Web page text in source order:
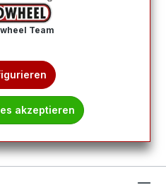
filtern
gefunden.
Team
akzeptieren